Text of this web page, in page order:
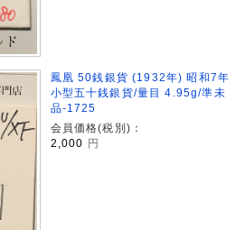
鳳凰 50銭銀貨 (1932年) 昭和7年
小型五十銭銀貨/量目 4.95g/準未
品-1725
会員価格(税別)：
2,000
円